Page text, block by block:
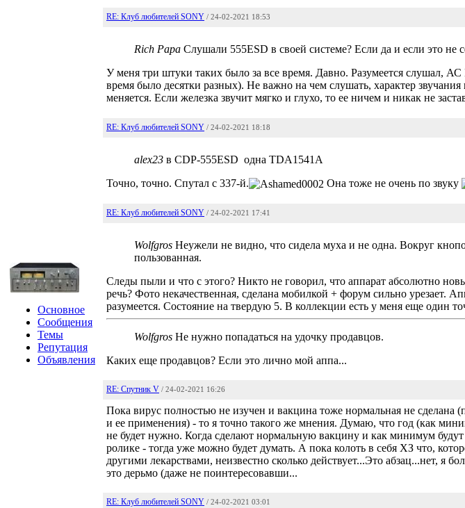
Основное
Сообщения
Темы
Репутация
Объявления
RE: Клуб любителей SONY / 24-02-2021 18:53
Rich Papa Слушали 555ESD в своей системе? Если да и если это не
У меня три штуки таких было за все время. Давно. Разумеется слушал,
время было десятки разных). Не важно на чем слушать, характер
меняется. Если железка звучит мягко и глухо, то ее ничем и никак не
RE: Клуб любителей SONY / 24-02-2021 18:18
alex23 в CDP-555ESD одна TDA1541A
Точно, точно. Спутал с 337-й.
Она тоже не очень по звуку
RE: Клуб любителей SONY / 24-02-2021 17:41
Wolfgros Неужели не видно, что сидела муха и не одна. Вокруг
пользованная.
Следы пыли и что с этого? Никто не говорил, что аппарат абсолютно
речь? Фото некачественная, сделана мобилкой + форум сильно урезает.
разумеется. Состояние на твердую 5. В коллекции есть у меня еще один
Wolfgros Не нужно попадаться на удочку продавцов.
Каких еще продавцов? Если это лично мой аппа...
RE: Спутник V / 24-02-2021 16:26
Пока вирус полностью не изучен и вакцина тоже нормальная не сделана
и ее применения) - то я точно такого же мнения. Думаю, что год (как
не будет нужно. Когда сделают нормальную вакцину и как минимум
ролике - тогда уже можно будет думать. А пока колоть в себя ХЗ что,
другими лекарствами, неизвестно сколько действует...Это абзац...нет, я
это дерьмо (даже не поинтересовавши...
RE: Клуб любителей SONY / 24-02-2021 03:01